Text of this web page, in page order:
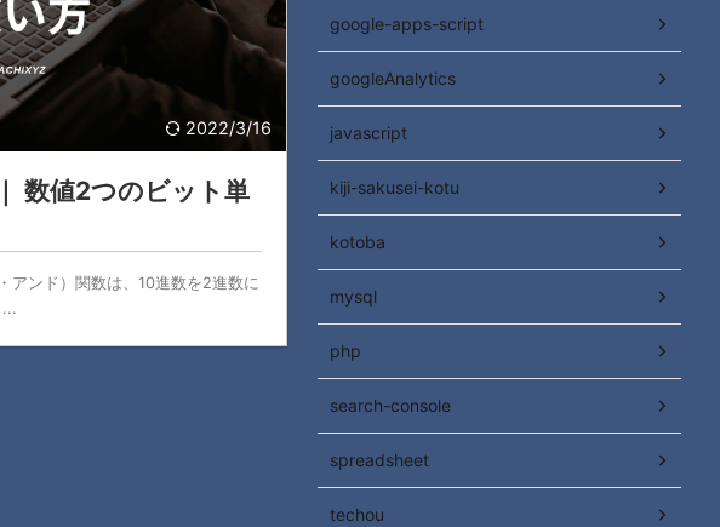
2022/3/16
数値2つのビット単
アンド）関数は、10進数を2進数に
google-apps-script
googleAnalytics
javascript
kiji-sakusei-kotu
kotoba
mysql
php
search-console
spreadsheet
techou